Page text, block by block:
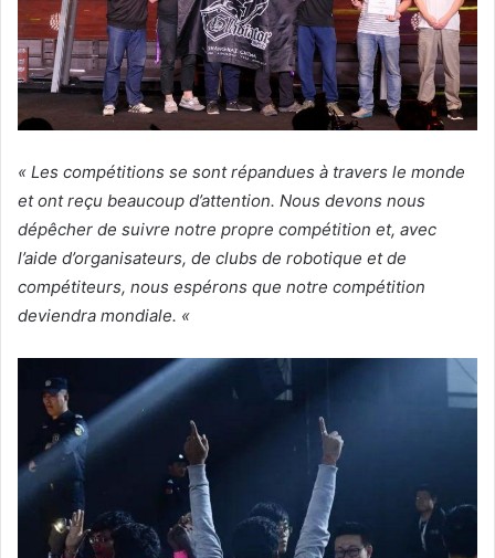
« Les compétitions se sont répandues à travers le monde
et ont reçu beaucoup d’attention. Nous devons nous
dépêcher de suivre notre propre compétition et, avec
l’aide d’organisateurs, de clubs de robotique et de
compétiteurs, nous espérons que notre compétition
deviendra mondiale. «